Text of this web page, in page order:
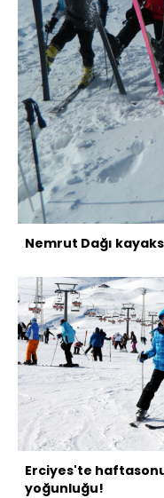
Nemrut Dağı
Erciyes'te
yoğunluğu!